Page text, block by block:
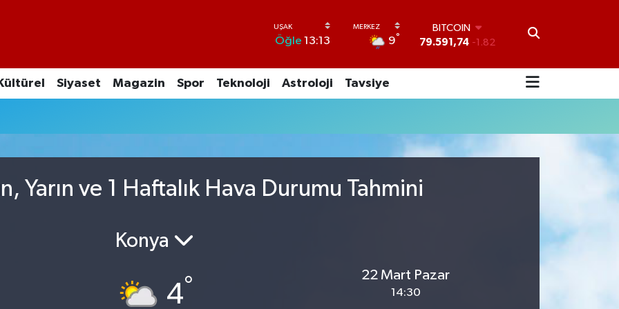
Öğle 13:13 9°
BITCOIN
79.591,74 -1.82
45,43620 0.02
53,38690 0.19
G.ALTIN
6862,09000 0.19
Kültürel Siyaset Magazin Spor Teknoloji Astroloji Tavsiye
Yarın ve 1 Haftalık Hava Durumu Tahmini
Konya
4°
22 Mart Pazar
14:30